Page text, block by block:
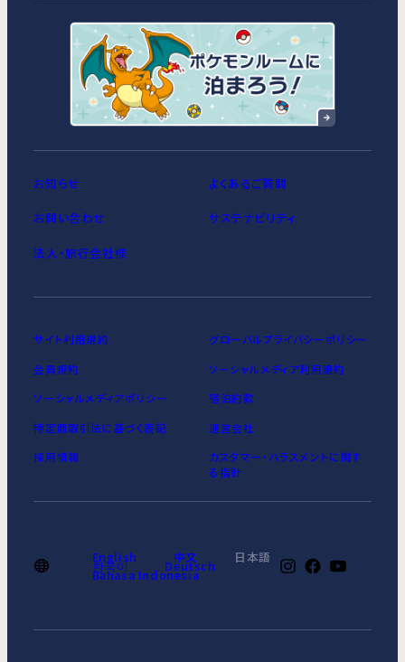
MIMARU東京 日本橋水天宮前
MIMARU東京 八丁堀
MIMARU東京 浅草STATION
お知らせ よくあるご質問
お問い合わせ サステナビリティ
法人・旅行会社様
サイト利用規約 グローバルプライバシーポリシー
会員規約 ソーシャルメディア利用規約
ソーシャルメディアポリシー 宿泊約款
特定商取引法に基づく表記 運営会社
採用情報
カスタマー・ハラスメントに関す
る指針
English 中文 日本語
한국어 Deutsch
Bahasa Indonesia